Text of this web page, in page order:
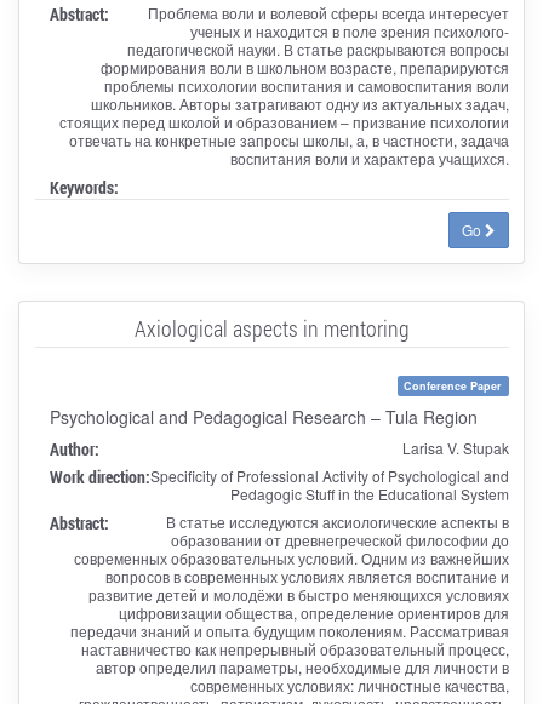
Abstract:
Проблема воли и волевой сферы всегда интересует
ученых и находится в поле зрения психолого-
педагогической науки. В статье раскрываются вопросы
формирования воли в школьном возрасте, препарируются
проблемы психологии воспитания и самовоспитания воли
школьников. Авторы затрагивают одну из актуальных задач,
стоящих перед школой и образованием – призвание психологии
отвечать на конкретные запросы школы, а, в частности, задача
воспитания воли и характера учащихся.
Keywords:
Go
Axiological aspects in mentoring
Conference Paper
Psychological and Pedagogical Research – Tula Region
Author: Larisa V. Stupak
Work direction:Specificity of Professional Activity of Psychological and
Pedagogic Stuff in the Educational System
Abstract:
В статье исследуются аксиологические аспекты в
образовании от древнегреческой философии до
современных образовательных условий. Одним из важнейших
вопросов в современных условиях является воспитание и
развитие детей и молодёжи в быстро меняющихся условиях
цифровизации общества, определение ориентиров для
передачи знаний и опыта будущим поколениям. Рассматривая
наставничество как непрерывный образовательный процесс,
автор определил параметры, необходимые для личности в
современных условиях: личностные качества,